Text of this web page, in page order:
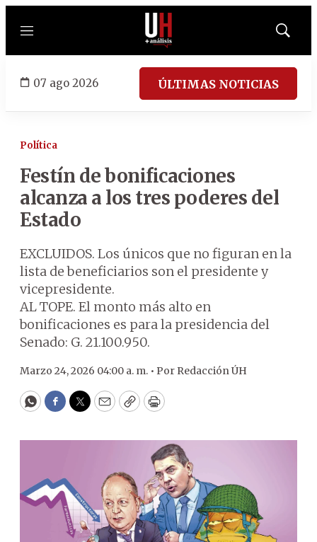
Menú
Mostrar
07 ago 2026 ÚLTIMAS NOTICIAS
Política
Festín de bonificaciones
alcanza a los tres poderes del
Estado
EXCLUIDOS. Los únicos que no figuran en la
lista de beneficiarios son el presidente y
vicepresidente.
AL TOPE. El monto más alto en
bonificaciones es para la presidencia del
Senado: G. 21.100.950.
Marzo 24, 2026 04:00 a. m. • Por Redacción ÚH
WhatsApp
Facebook
Twitter
EmailCopyPrint